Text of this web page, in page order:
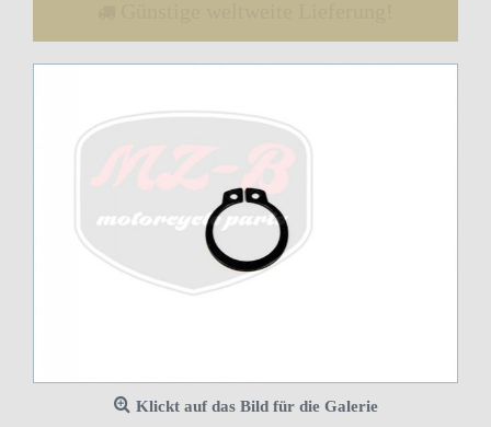
Klickt auf das Bild für die Galerie